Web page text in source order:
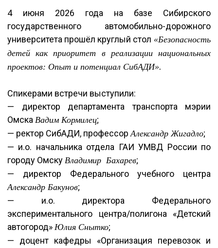
4 июня 2026 года на базе Сибирского
государственного автомобильно-дорожного
университета прошёл круглый стол «Безопасность
детей как приоритет в реализации национальных
проектов: Опыт и потенциал СибАДИ».
Спикерами встречи выступили:
— директор департамента транспорта мэрии
Омска Вадим Кормилец;
— ректор СибАДИ, профессор Александр Жигадло;
— и.о. начальника отдела ГАИ УМВД России по
городу Омску Владимир Бахарев;
— директор Федерального учебного центра
Александр Бакунов;
— и.о. директора Федерального
экспериментального центра/полигона «Детский
автогород» Юлия Снытко;
— доцент кафедры «Организация перевозок и